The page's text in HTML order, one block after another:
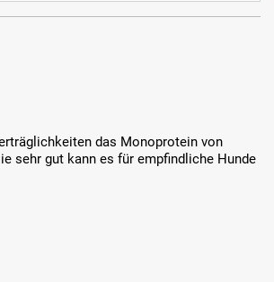
5 Sternen
das Monoprotein von
sehr gut kann es für empfindliche Hunde